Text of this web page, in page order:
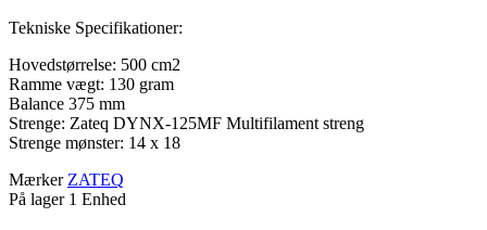
Tekniske Specifikationer:
Hovedstørrelse: 500 cm2
Ramme vægt: 130 gram
Balance 375 mm
Strenge: Zateq DYNX-125MF Multifilament streng
Strenge mønster: 14 x 18
Mærker ZATEQ
På lager 1 Enhed